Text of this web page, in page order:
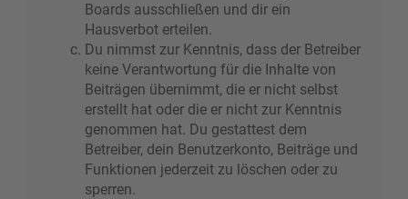
Boards ausschließen und dir ein
Hausverbot erteilen.
Du nimmst zur Kenntnis, dass der Betreiber
keine Verantwortung für die Inhalte von
Beiträgen übernimmt, die er nicht selbst
erstellt hat oder die er nicht zur Kenntnis
genommen hat. Du gestattest dem
Betreiber, dein Benutzerkonto, Beiträge und
Funktionen jederzeit zu löschen oder zu
sperren.